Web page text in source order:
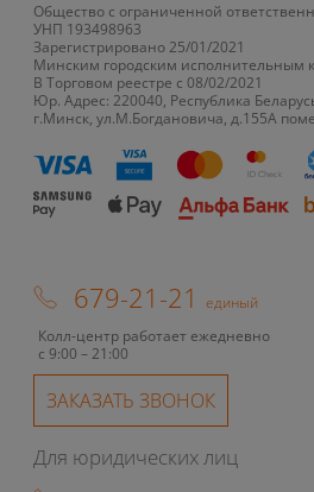
Общество с ограниченной
УНП 193498963
Зарегистрировано 25/01/2021
Минским городским исполнительным
В Торговом реестре с 08/02/2021
Юр. Адрес: 220040, Республика
г.Минск, ул.М.Богдановича, д.155А
679-21-21
единый
Колл-центр работает ежедневно
с 9:00 – 21:00
ЗАКАЗАТЬ ЗВОНОК
Для юридических лиц